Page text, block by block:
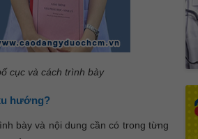
cục và cách trình bày
hướng?
bày và nội dung cần có trong từng